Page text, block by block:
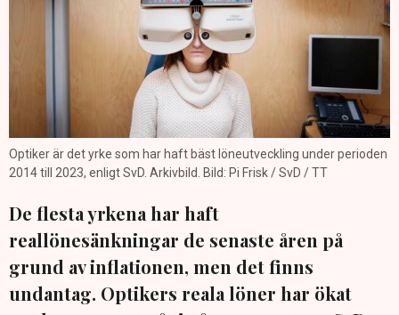
Optiker är det yrke som har haft bäst löneutveckling under perioden
2014 till 2023, enligt SvD. Arkivbild. Bild: Pi Frisk / SvD / TT
De flesta yrkena har haft
reallönesänkningar de senaste åren på
grund av inflationen, men det finns
undantag. Optikers reala löner har ökat